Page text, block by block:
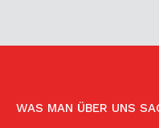
WAS MAN ÜBER UNS